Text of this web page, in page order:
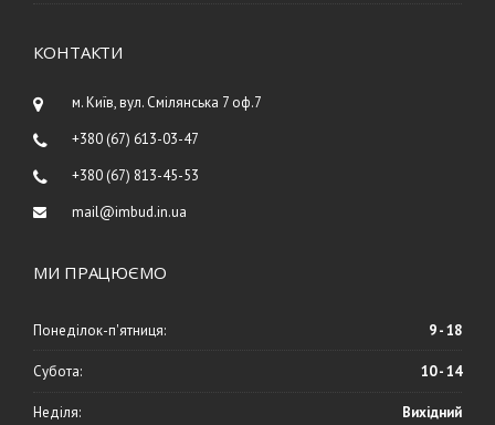
КОНТАКТИ
м. Київ, вул. Смілянська 7 оф.7
+380 (67) 613-03-47
+380 (67) 813-45-53
mail@imbud.in.ua
МИ ПРАЦЮЄМО
Понеділок-п'ятниця: 9 - 18
Субота: 10 - 14
Неділя: Вихідний